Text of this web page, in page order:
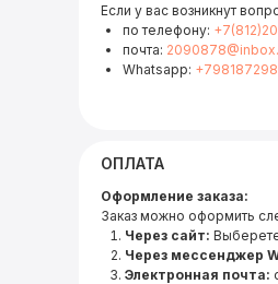
Если у вас возникнут
по телефону:
почта:
Whatsapp:
ОПЛАТА
Оформление заказа:
Заказ можно оформить
Через сайт:
Через мессенджер
Электронная почта: